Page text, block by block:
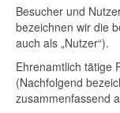
Besucher und
bezeichnen wir die
auch als „Nutzer“).
Ehrenamtlich tätige
(Nachfolgend
zusammenfassend